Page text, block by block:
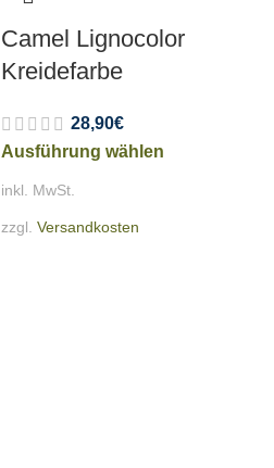
Camel Lignocolor
Kreidefarbe
28,90€
Ausführung wählen
inkl. MwSt.
zzgl.Versandkosten